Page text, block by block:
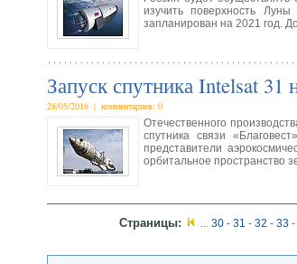
изучить поверхность
запланирован на 2021 год.
Запуск спутника Intelsat
28/05/2016 | комментариев: 0
Отечественного
спутника связи
представители
орбитальное пространство
Страницы: ... 30 - 31 - 32 - 33 -